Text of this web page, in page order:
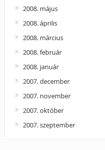
2008. május
2008. április
2008. március
2008. február
2008. január
2007. december
2007. november
2007. október
2007. szeptember